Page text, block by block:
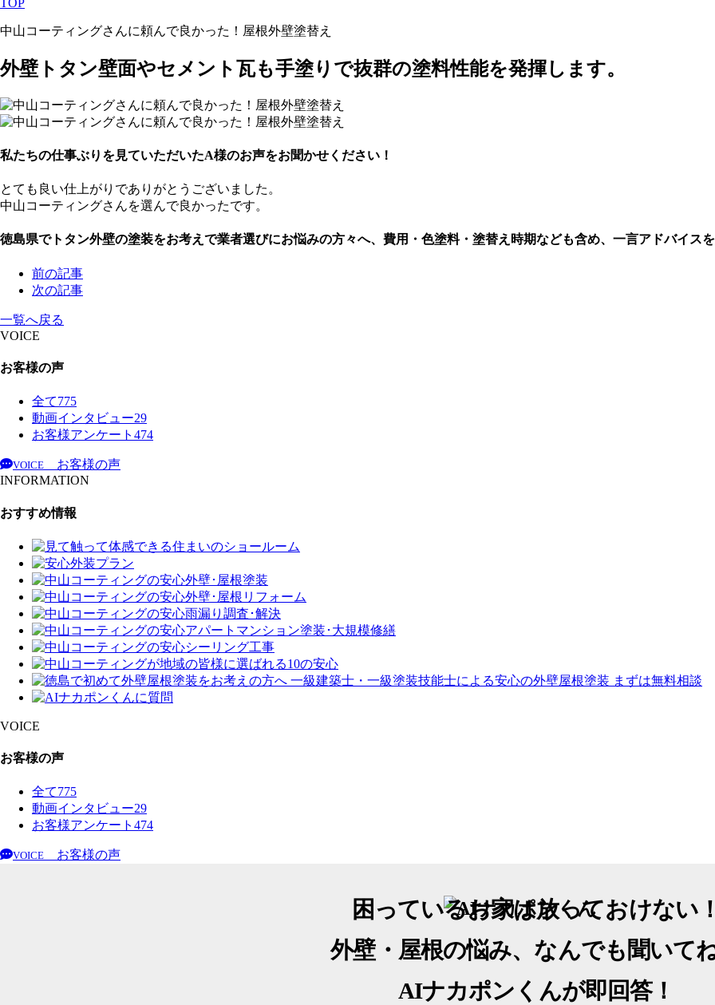
中山コーティングさんに頼んで良かった！屋根外壁塗替え
外壁トタン壁面やセメント瓦も手塗りで抜群の塗料性能を発揮します。
私たちの仕事ぶりを見ていただいたA様のお声をお聞かせください！
とても良い仕上がりでありがとうございました。
中山コーティングさんを選んで良かったです。
徳島県でトタン外壁の塗装をお考えで業者選びにお悩みの方々へ、費用・色塗料・塗替え時期なども含め、一言アドバイス
前の記事
次の記事
一覧へ戻る
VOICE
お客様の声
全て775
動画インタビュー29
お客様アンケート 474
VOICE
お客様の声
INFORMATION
おすすめ情報
VOICE
お客様の声
全て775
動画インタビュー29
お客様アンケート 474
VOICE お客様の声
困っているお家は放っておけない
外壁・屋根の悩み、なんでも聞いて
AIナカポンくんが即回答！